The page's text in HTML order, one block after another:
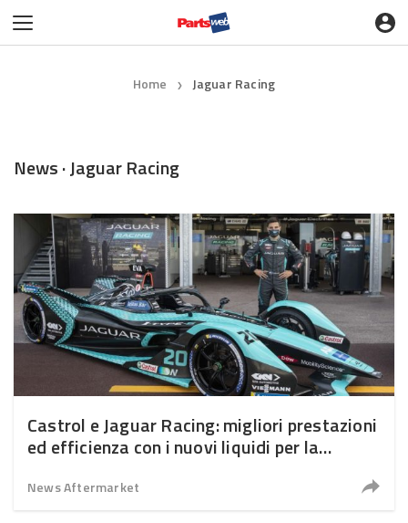
Home ❯ Jaguar Racing
News · Jaguar Racing
Castrol e Jaguar Racing: migliori prestazioni
ed efficienza con i nuovi liquidi per la
News Aftermarket